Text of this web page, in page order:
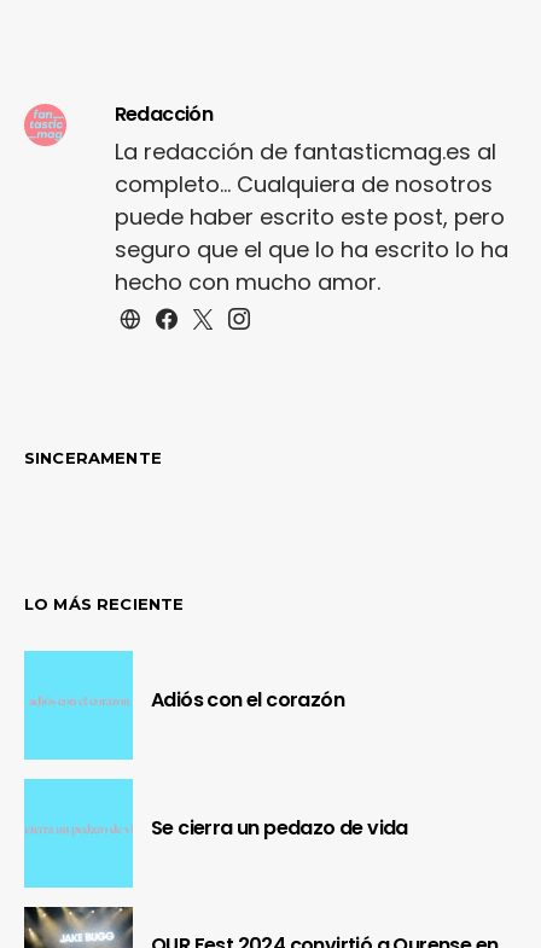
Redacción
La redacción de fantasticmag.es al
completo... Cualquiera de nosotros
puede haber escrito este post, pero
seguro que el que lo ha escrito lo ha
hecho con mucho amor.
SINCERAMENTE
LO MÁS RECIENTE
Adiós con el corazón
Se cierra un pedazo de vida